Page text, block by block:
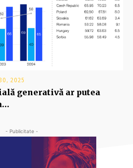
2025
generativă ar putea
- Publicitate -